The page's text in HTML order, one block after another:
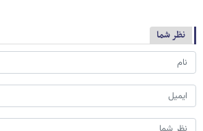
نظر شما